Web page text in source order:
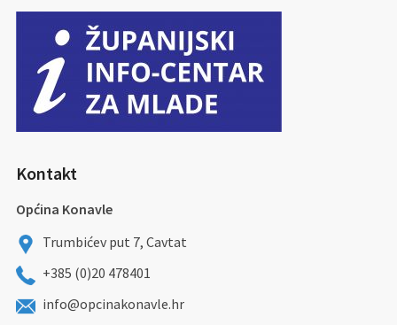
Kontakt
Općina Konavle
Trumbićev put 7, Cavtat
+385 (0)20 478401
info@opcinakonavle.hr